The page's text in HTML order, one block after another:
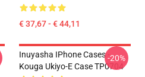
€ 37,67 - € 44,11
Inuyasha IPhone Cases -
Kouga Ukiyo-E Case TP0704
-20%